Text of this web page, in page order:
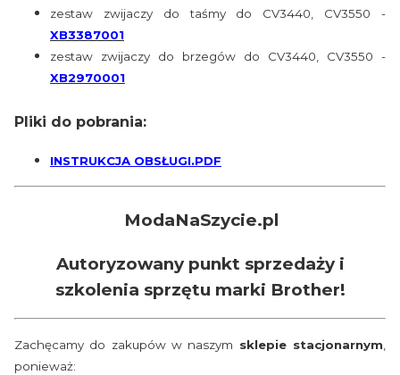
zestaw zwijaczy do taśmy do CV3440, CV3550 -
XB3387001
zestaw zwijaczy do brzegów do CV3440, CV3550 -
XB2970001
Pliki do pobrania:
INSTRUKCJA OBSŁUGI.PDF
ModaNaSzycie.pl
Autoryzowany punkt sprzedaży i
szkolenia sprzętu marki Brother!
Zachęcamy do zakupów w naszym sklepie stacjonarnym,
ponieważ: